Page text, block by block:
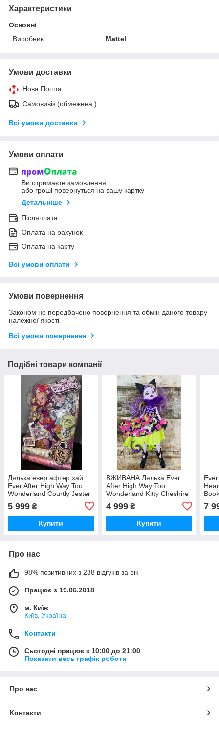
Характеристики
Основні
Виробник
Mattel
Умови доставки
Нова Пошта
Самовивіз (обмежена )
Всі умови доставки
Умови оплати
Ви отримаєте замовлення
або гроші повернуться на вашу картку
Детальніше
Післяплата
Оплата на рахунок
Оплата на карту
Всі умови оплати
Умови повернення
Законом не передбачено повернення та обмін даного товару
належної якості
Всі умови повернення
Подібні товари компанії
Дялька евер афтер хай
Ever After High Way Too
Wonderland Courtly Jester
5 999 ₴
Купити
ВЖИВАНА Лялька Ever
After High Way Too
Wonderland Kitty Cheshire
країну чудес
4 999₴
Купити
7
Про нас
98% позитивних з 238 відгуків за рік
Працює з 19.06.2018
м. Київ
Київ, Україна
Контакти
Сьогодні працює з 10:00 до 21:00
Показати весь графік роботи
Про нас
Контакти